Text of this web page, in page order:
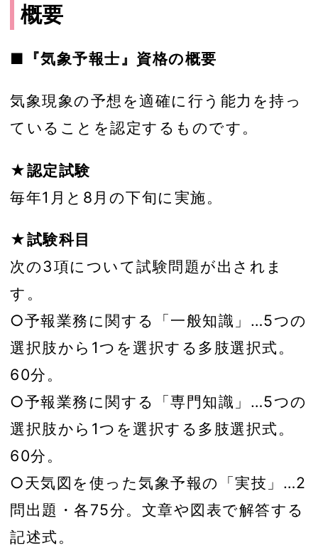
概要
■『気象予報士』資格の概要
気象現象の予想を適確に行う能力を持っ
ていることを認定するものです。
★認定試験
毎年1月と8月の下旬に実施。
★試験科目
次の3項について試験問題が出されま
す。
○予報業務に関する「一般知識」…5つの
選択肢から1つを選択する多肢選択式。
60分。
○予報業務に関する「専門知識」…5つの
選択肢から1つを選択する多肢選択式。
60分。
○天気図を使った気象予報の「実技」…2
問出題・各75分。文章や図表で解答する
記述式。